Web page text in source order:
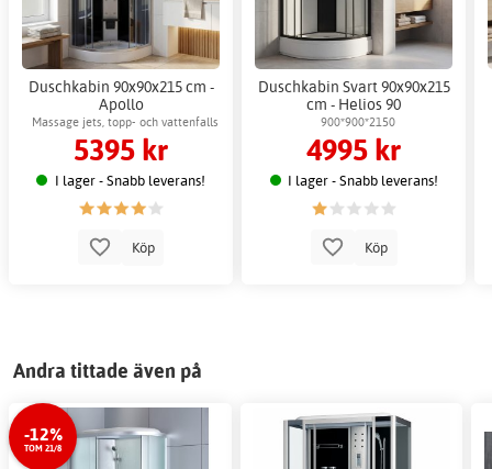
Duschkabin 90x90x215 cm -
Apollo
Massage jets, topp- och vattenfalls
dusch
5395 kr
I lager - Snabb leverans!
Köp
Duschkabin Svart 90x90x215
cm - Helios 90
900*900*2150
4995 kr
I lager - Snabb leverans!
Köp
Andra tittade även på
-12%
TOM 21/8